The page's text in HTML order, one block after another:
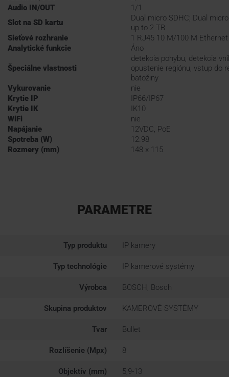
Audio IN/OUT
1/1
Slot na SD kartu
Dual micro SDHC; Dual
up to 2 TB
Sieťové rozhranie
1 RJ45 10 M/100 M Ethernet
Analytické funkcie
Áno
Špeciálne vlastnosti
detekcia pohybu, detekcia
opustenie regiónu, vstup do
batožiny
Vykurovanie
nie
Krytie IP
IP66/IP67
Krytie IK
IK10
WiFi
nie
Napájanie
12VDC, PoE
Spotreba (W)
12.98
Rozmery (mm)
148 x 115
PARAMETRE
Typ produktu IP kamery
Typ technológie IP kamerové systémy
Výrobca BOSCH, Bosch
Skupina produktov KAMEROVÉ SYSTÉMY
Tvar Bullet
Rozlíšenie (Mpx) 8
Objektív (mm) 5,9-13